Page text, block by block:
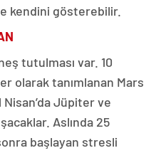
kendini gösterebilir.
tutulması var. 10
olarak tanımlanan Mars
Jüpiter ve
Aslında 25
başlayan stresli